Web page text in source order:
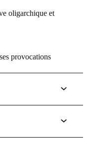
oligarchique et
provocations